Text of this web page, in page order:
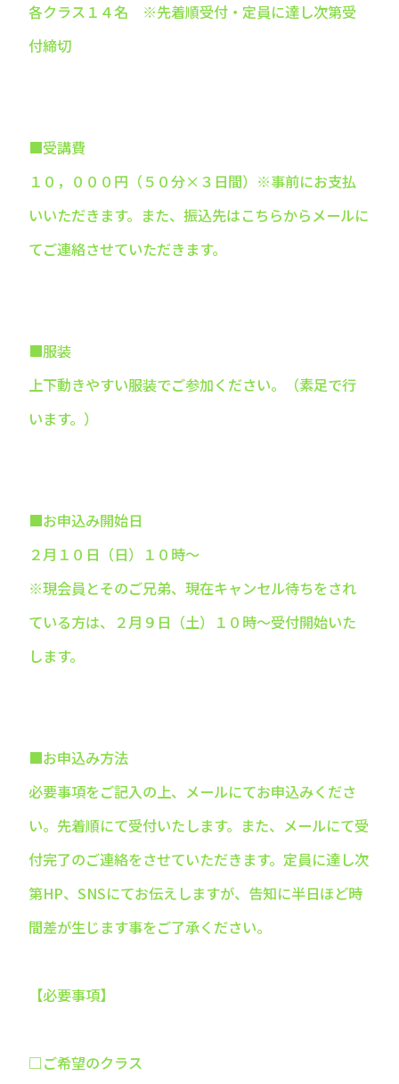
各クラス１４名 ※先着順受付・定員に達し次第受
付締切
■受講費
１０，０００円（５０分×３日間）※事前にお支払
いいただきます。また、振込先はこちらからメールに
てご連絡させていただきます。
■服装
上下動きやすい服装でご参加ください。（素足で行
います。）
■お申込み開始日
２月１０日（日）１０時～
※現会員とそのご兄弟、現在キャンセル待ちをされ
ている方は、２月９日（土）１０時～受付開始いた
します。
■お申込み方法
必要事項をご記入の上、メールにてお申込みくださ
い。先着順にて受付いたします。また、メールにて受
付完了のご連絡をさせていただきます。定員に達し次
第HP、SNSにてお伝えしますが、告知に半日ほど時
間差が生じます事をご了承ください。
【必要事項】
□ご希望のクラス